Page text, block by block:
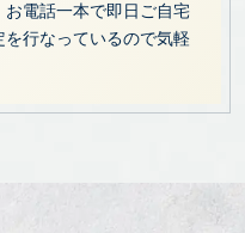
電話一本で即日ご自宅
行なっているので気軽